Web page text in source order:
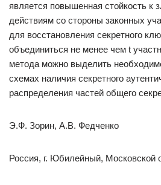
является повышенная стойкость
действиям со стороны законных
для восстановления секретного
объединиться не менее чем t
метода можно выделить
схемах наличия секретного
распределения частей общего
Э.Ф. Зорин, А.В. Федченко
Россия, г. Юбилейный,